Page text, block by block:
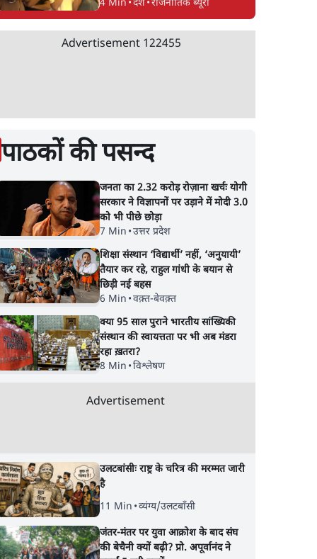
नीट पेपर लीक: राजस्थान में
₹60 लाख का सौदा, बीजेपी
यूथ विंग, सीकर कोचिंग सेंटर्स
के नाम आए
एक ही परिवार के 5
2025 में निकाला था
4 Min •देश•राजनीतिक ब्यूरो
Advertisement 122455
पाठकों की पसन्द
जनता का 2.32 करोड़ रोज़ाना खर्चः योगी
सरकार ने विज्ञापनों पर उड़ाने में मोदी 3.0
को भी पीछे छोड़ा
7 Min •उत्तर प्रदेश
शिक्षा संस्थान ‘विद्यार्थी’ नहीं, ‘अनुयायी’
तैयार कर रहे, राहुल गांधी के बयान से
छिड़ी नई बहस
6 Min •वक़्त-बेवक़्त
क्या 95 साल पुराने भारतीय सांख्यिकी
संस्थान की स्वायत्तता पर भी अब मंडरा
रहा ख़तरा?
8 Min •विश्लेषण
Advertisement
उलटबांसीः राष्ट्र के चरित्र की मरम्मत जारी
है
11 Min •व्यंग्य/उलटबाँसी
जंतर-मंतर पर युवा आक्रोश के बाद संघ
की बेचैनी क्यों बढ़ी? प्रो. अपूर्वानंद ने